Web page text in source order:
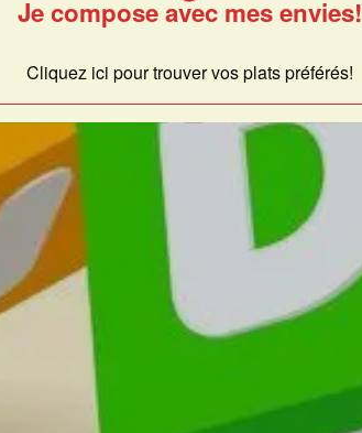
Je compose avec mes envies!
Cliquez ici pour trouver vos plats préférés!